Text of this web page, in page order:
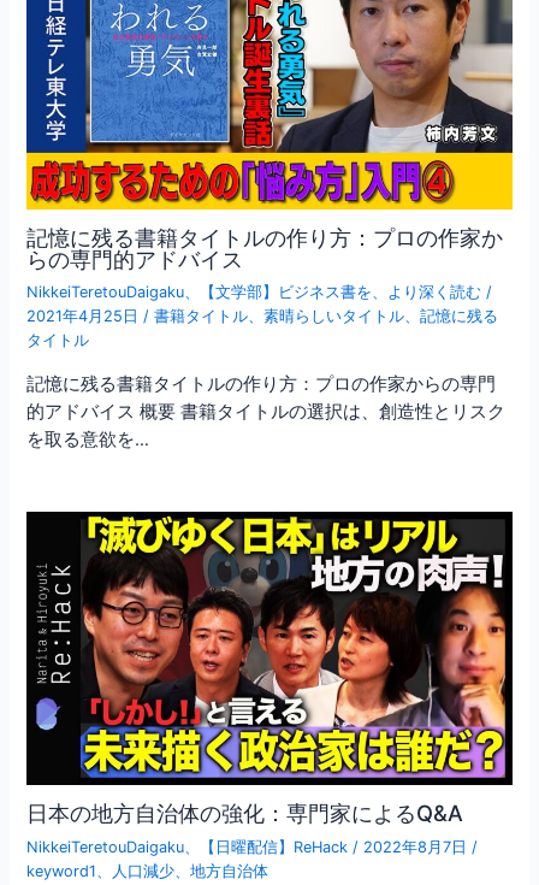
記憶に残る書籍タイトルの作り方：プロの作家か
らの専門的アドバイス
NikkeiTeretouDaigaku、 【文学部】ビジネス書を、より深く読む /
2021年4月25日 /書籍タイトル、素晴らしいタイトル、記憶に残る
タイトル
記憶に残る書籍タイトルの作り方：プロの作家からの専門
的アドバイス 概要 書籍タイトルの選択は、創造性とリスク
を取る意欲を…
日本の地方自治体の強化：専門家によるQ&A
NikkeiTeretouDaigaku 【日曜配信】ReHack / 2022年8月7日 /
keyword1
人口減少 、地方自治体